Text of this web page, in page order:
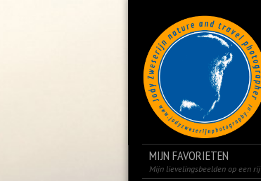
MIJN FAVORIETEN
Mijn lievelingsbeelden op een rij